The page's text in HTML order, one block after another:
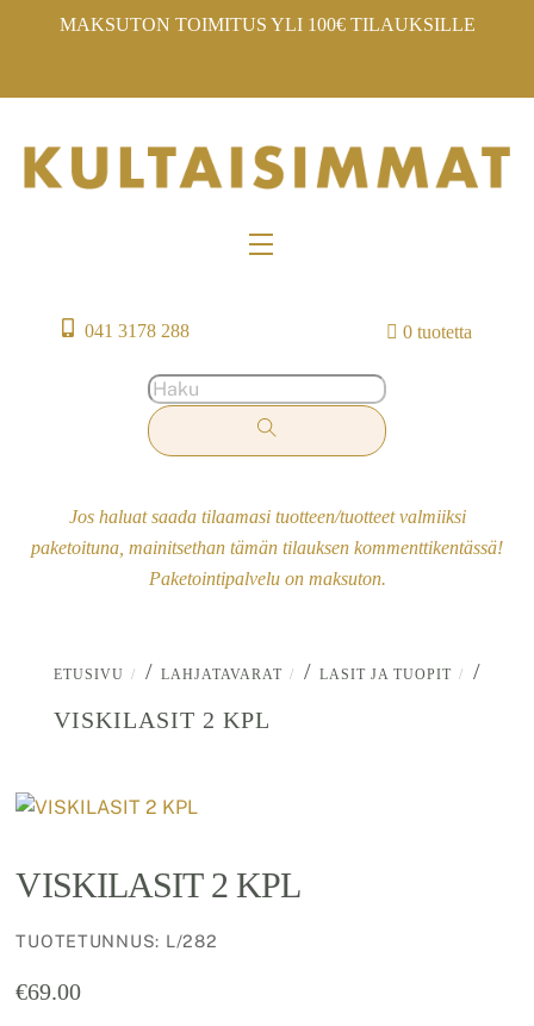
MAKSUTON TOIMITUS YLI 100€ TILAUKSILLE
Menu
041 3178 288 0 tuotetta
Jos haluat saada tilaamasi tuotteen/tuotteet valmiiksi
paketoituna, mainitsethan tämän tilauksen kommenttikentässä!
Paketointipalvelu on maksuton.
ETUSIVU / LAHJATAVARAT / LASIT JA TUOPIT
/
VISKILASIT 2 KPL
VISKILASIT 2 KPL
TUOTETUNNUS: L/282
€69.00